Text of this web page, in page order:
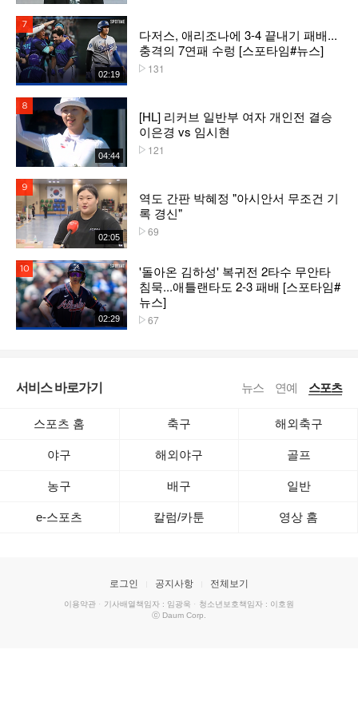
02:19
다저스, 애리조나에 3-4 끝내기 패배...
충격의 7연패 수렁 [스포타임#뉴스]
131
04:44
[HL] 리커브 일반부 여자 개인전 결승
이은경 vs 임시현
121
02:05
역도 간판 박혜정 "아시안서 무조건 기
록 경신"
69
02:29
'돌아온 김하성' 복귀전 2타수 무안타
침묵...애틀랜타도 2-3 패배 [스포타임#
뉴스]
67
서비스 바로가기 뉴스 연예 스포츠
스포츠 홈 축구 해외축구
야구 해외야구 골프
농구 배구 일반
e-스포츠 칼럼/카툰 영상 홈
로그인 공지사항 전체보기
이용약관 · 기사배열책임자 : 임광욱 · 청소년보호책임자 : 이호원
ⓒ Daum Corp.